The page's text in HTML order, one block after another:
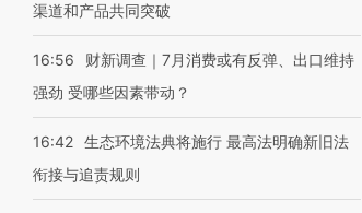
渠道和产品共同突破
16:56
财新调查｜7月消费或有反弹、出口维持
强劲 受哪些因素带动？
16:42 生态环境法典将施行 最高法明确新旧法
衔接与追责规则